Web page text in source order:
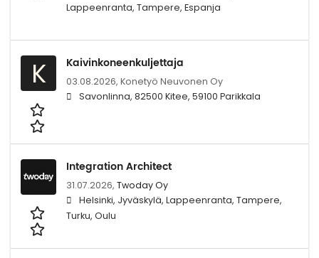
Lappeenranta, Tampere, Espanja
K Kaivinkoneenkuljettaja
03.08.2026, Konetyö Neuvonen Oy
Savonlinna, 82500 Kitee, 59100 Parikkala
Integration Architect
31.07.2026, Twoday Oy
Helsinki, Jyväskylä, Lappeenranta, Tampere,
Turku, Oulu